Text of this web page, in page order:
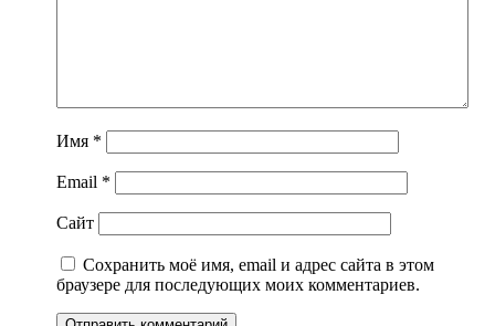
Имя *
Email *
Сайт
Сохранить моё имя, email и адрес сайта в этом
браузере для последующих моих комментариев.